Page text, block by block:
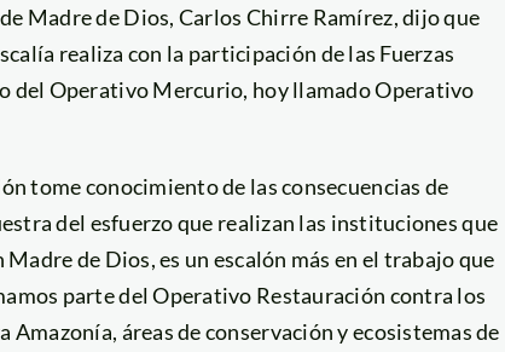
Madre de Dios, Carlos Chirre Ramírez, dijo que
realiza con la participación de las Fuerzas
del Operativo Mercurio, hoy llamado Operativo
tome conocimiento de las consecuencias de
del esfuerzo que realizan las instituciones que
de Dios, es un escalón más en el trabajo que
parte del Operativo Restauración contra los
áreas de conservación y ecosistemas de